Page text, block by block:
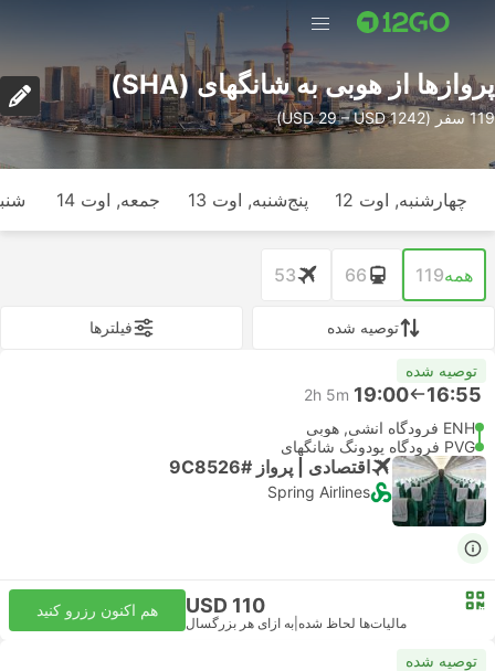
پرواز‌ها از هوبی به شانگهای (SHA)
119 سفر (USD 29 – USD 1242)
چهارشنبه, اوت 12 پنج‌شنبه, اوت 13 جمعه, اوت 14
همه119
66
53
توصیه شده فیلتر‌ها
توصیه شده
16:55
19:00
2h 5m
ENH فرودگاه انشی, هوبی
PVG فرودگاه پودونگ شانگهای
اقتصادی | پرواز #9C8526
Spring Airlines
USD 110
مالیات‌ها لحاظ شده به ازای هر بزرگسال
هم اکنون رزرو کنید
توصیه شده